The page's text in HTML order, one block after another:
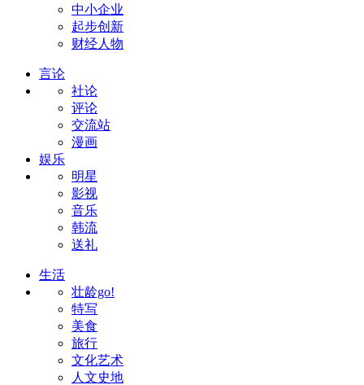
中小企业
起步创新
财经人物
言论
社论
评论
交流站
漫画
娱乐
明星
影视
音乐
韩流
送礼
生活
壮龄go!
特写
美食
旅行
文化艺术
人文史地